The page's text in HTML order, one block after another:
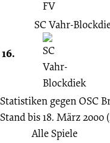
16.
SC Vahr-
Statistiken gegenOSC
Stand bis 18. März 2000
Alle Spiele